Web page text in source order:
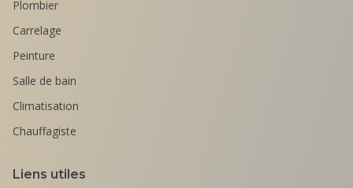
Plombier
Carrelage
Peinture
Salle de bain
Climatisation
Chauffagiste
Liens utiles